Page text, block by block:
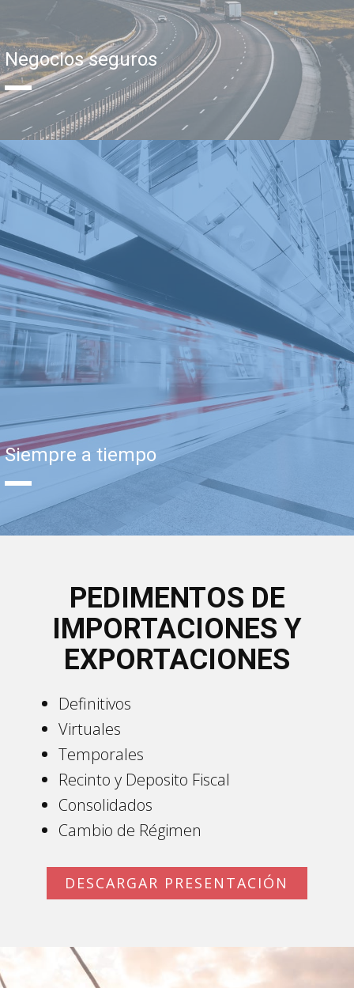
Negocios seguros
Siempre a tiempo
PEDIMENTOS DE
IMPORTACIONES Y
EXPORTACIONES
Definitivos
Virtuales
Temporales
Recinto y Deposito Fiscal
Consolidados
Cambio de Régimen
DESCARGAR PRESENTACIÓN